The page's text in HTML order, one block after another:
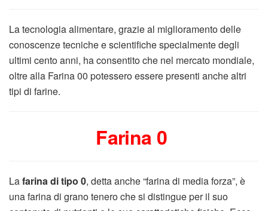
La tecnologia alimentare, grazie al miglioramento delle
conoscenze tecniche e scientifiche specialmente degli
ultimi cento anni, ha consentito che nel mercato mondiale,
oltre alla Farina 00 potessero essere presenti anche altri
tipi di farine.
Farina 0
Lafarina di tipo 0, detta anche “farina di media forza”, è
una farina di grano tenero che si distingue per il suo